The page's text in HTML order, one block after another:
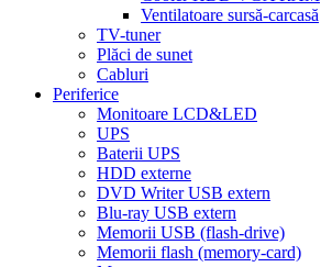
Ventilatoare sursă-carcasă
TV-tuner
Plăci de sunet
Cabluri
Periferice
Monitoare LCD&LED
UPS
Baterii UPS
HDD externe
DVD Writer USB extern
Blu-ray USB extern
Memorii USB (flash-drive)
Memorii flash (memory-card)